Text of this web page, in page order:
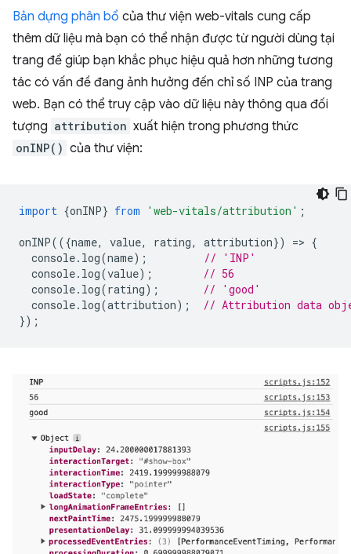
Bản dựng phân bổ của thư viện web-vitals cung cấp
thêm dữ liệu mà bạn có thể nhận được từ người dùng tại
trang để giúp bạn khắc phục hiệu quả hơn những tương
tác có vấn đề đang ảnh hưởng đến chỉ số INP của trang
web. Bạn có thể truy cập vào dữ liệu này thông qua đối
tượng attribution xuất hiện trong phương thức
onINP() của thư viện:
import {onINP} from 'web-vitals/attribution' ;
onINP(({name, value, rating, attribution}) => {
console. log(name);
// 'INP'
console. log(value);
// 56
console. log(rating);
// 'good'
console. log(attribution);
// Attribution data
});